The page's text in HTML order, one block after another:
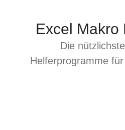
Excel Makro
Die
Helferprogramme